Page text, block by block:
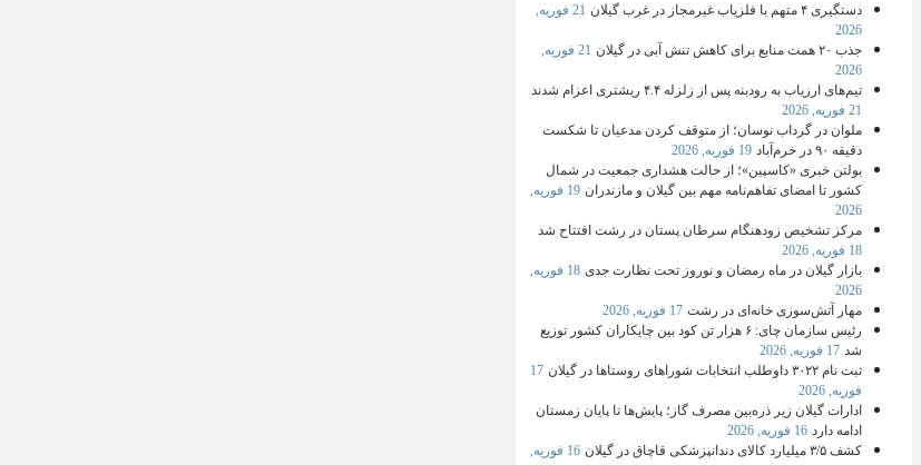
دستگیری ۴ متهم با فلزیاب غیرمجاز در غرب گیلان
21 فوریه,
2026
جذب ۲۰ همت منابع برای کاهش تنش آبی در گیلان
21 فوریه,
2026
تیم‌های ارزیاب به رودبنه پس از زلزله ۴.۴ ریشتری اعزام شدند
21 فوریه, 2026
ملوان در گرداب نوسان؛ از متوقف کردن مدعیان تا شکست
دقیقه ۹۰ در خرم‌آباد
19 فوریه, 2026
بولتن خبری «کاسپین»؛ از حالت هشداری جمعیت در شمال
کشور تا امضای تفاهم‌نامه مهم بین گیلان و مازندران
19 فوریه,
2026
مرکز تشخیص زودهنگام سرطان پستان در رشت افتتاح شد
18 فوریه, 2026
بازار گیلان در ماه رمضان و نوروز تحت نظارت جدی
18 فوریه,
2026
مهار آتش‌سوزی خانه‌ای در رشت 17 فوریه, 2026
رئیس سازمان چای: ۶ هزار تن کود بین چایکاران کشور توزیع
شد 17 فوریه, 2026
ثبت‌ نام ۳۰۲۲ داوطلب انتخابات شوراهای روستاها در گیلان
17
فوریه, 2026
ادارات گیلان زیر ذره‌بین مصرف گاز؛ پایش‌ها تا پایان زمستان
ادامه دارد 16 فوریه, 2026
کشف ۳/۵ میلیارد کالای دندانپزشکی قاچاق در گیلان
16 فوریه,